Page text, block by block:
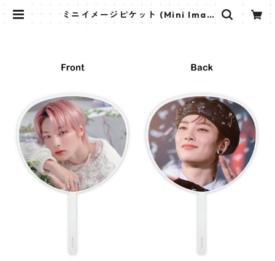
ミニイメージピケット (Mini Imag